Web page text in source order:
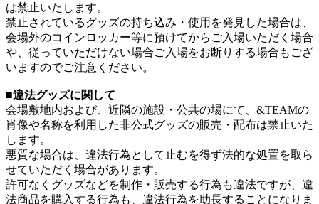
は禁止いたします。
禁止されているグッズの持ち込み・使用を発見した場合は、
会場外のコインロッカー等に預けてからご入場いただく場合
や、従っていただけない場合ご入場をお断りする場合もござ
いますのでご注意ください。
■違法グッズに関して
会場敷地内および、近隣の施設・公共の場にて、&TEAMの
肖像や名称を利用した非公式グッズの販売・配布は禁止いた
します。
悪質な場合は、違法行為として止むを得ず法的な処置を取ら
せていただく場合があります。
許可なくグッズなどを制作・販売する行為も違法ですが、違
法商品を購入する行為も、違法行為を助長することになりま